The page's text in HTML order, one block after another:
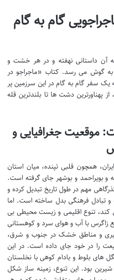
گام به گام
آن داستانی نهفته و در هر خشت و
گوش می رسد. کتاب «ماجراجو در
یک سفر گام به گام در این سرزمین پر
پهناورترین دشت ها تا بلندترین قله
موقعیت جغرافیایی و
همچون قلبی تپنده، میان استان
و بویراحمد و بوشهر جای گرفته است.
مهم در طول تاریخ تبدیل کرده و
و تبادل فرهنگی بدل ساخته است. اما
کند، تنوع اقلیمی و زیست محیطی بی
زاگرس با آب و هوای سرد و کوهستانی
و مناطق خشک در جنوب و شرق،
را در خود جای داده است. در این
های بلوط و بادام کوهی با نخلستان
بود. این تنوع، زمینه ساز شکل